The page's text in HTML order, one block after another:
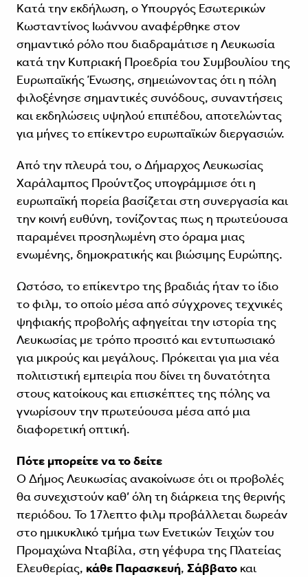
Κατά την εκδήλωση, ο Υπουργός Εσωτερικών
Κωσταντίνος Ιωάννου αναφέρθηκε στον
σημαντικό ρόλο που διαδραμάτισε η Λευκωσία
κατά την Κυπριακή Προεδρία του Συμβουλίου της
Ευρωπαϊκής Ένωσης, σημειώνοντας ότι η πόλη
φιλοξένησε σημαντικές συνόδους, συναντήσεις
και εκδηλώσεις υψηλού επιπέδου, αποτελώντας
για μήνες το επίκεντρο ευρωπαϊκών διεργασιών.
Από την πλευρά του, ο Δήμαρχος Λευκωσίας
Χαράλαμπος Προύντζος υπογράμμισε ότι η
ευρωπαϊκή πορεία βασίζεται στη συνεργασία και
την κοινή ευθύνη, τονίζοντας πως η πρωτεύουσα
παραμένει προσηλωμένη στο όραμα μιας
ενωμένης, δημοκρατικής και βιώσιμης Ευρώπης.
Ωστόσο, το επίκεντρο της βραδιάς ήταν το ίδιο
το φιλμ, το οποίο μέσα από σύγχρονες τεχνικές
ψηφιακής προβολής αφηγείται την ιστορία της
Λευκωσίας με τρόπο προσιτό και εντυπωσιακό
για μικρούς και μεγάλους. Πρόκειται για μια νέα
πολιτιστική εμπειρία που δίνει τη δυνατότητα
στους κατοίκους και επισκέπτες της πόλης να
γνωρίσουν την πρωτεύουσα μέσα από μια
διαφορετική οπτική.
Πότε μπορείτε να το δείτε
Ο Δήμος Λευκωσίας ανακοίνωσε ότι οι προβολές
θα συνεχιστούν καθ’ όλη τη διάρκεια της θερινής
περιόδου. Το 17λεπτο φιλμ προβάλλεται δωρεάν
στο ημικυκλικό τμήμα των Ενετικών Τειχών του
Προμαχώνα Νταβίλα, στη γέφυρα της Πλατείας
Ελευθερίας, κάθε Παρασκευή, Σάββατο και